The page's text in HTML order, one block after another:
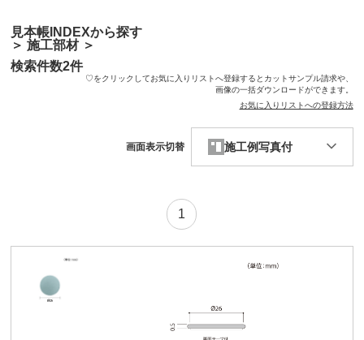
見本帳INDEXから探す
＞施工部材 ＞
検索件数2件
♡をクリックしてお気に入りリストへ登録するとカットサンプル請求や、
画像の一括ダウンロードができます。
お気に入りリストへの登録方法
画面表示切替 施工例写真付
1